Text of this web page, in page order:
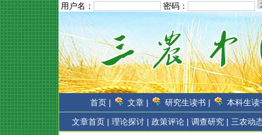
用户名： 密码：
首页 | 文章 | 研究生读书 | 本科生读
文章首页 | 理论探讨 | 政策评论 | 调查研究 | 三农动